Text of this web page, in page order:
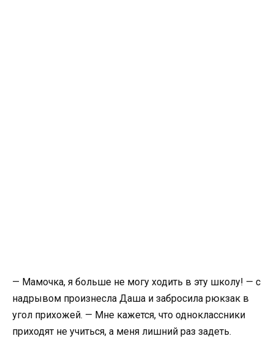
— Мамочка, я больше не могу ходить в эту школу! — с
надрывом произнесла Даша и забросила рюкзак в
угол прихожей. — Мне кажется, что одноклассники
приходят не учиться, а меня лишний раз задеть.